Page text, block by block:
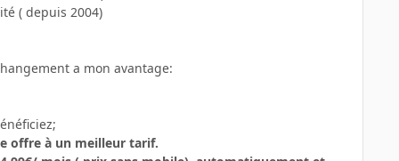
( depuis 2004)
a mon avantage:
offre à un meilleur tarif.